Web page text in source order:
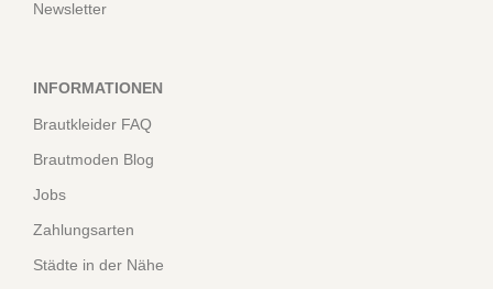
Newsletter
INFORMATIONEN
Brautkleider FAQ
Brautmoden Blog
Jobs
Zahlungsarten
Städte in der Nähe